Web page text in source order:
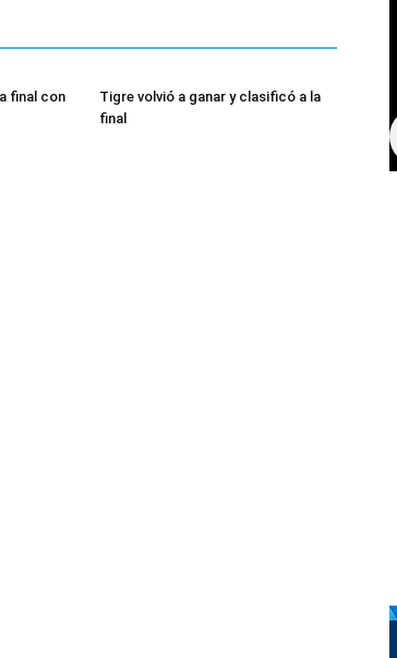
final con
Tigre volvió a ganar y clasificó a la
final